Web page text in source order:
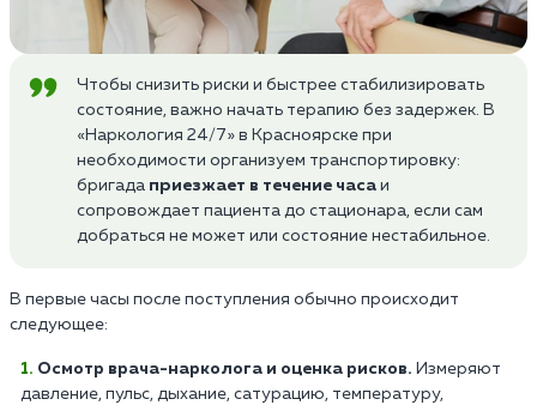
Чтобы снизить риски и быстрее стабилизировать
состояние, важно начать терапию без задержек. В
«Наркология 24/7» в Красноярске при
необходимости организуем транспортировку:
бригада приезжает в течение часа и
сопровождает пациента до стационара, если сам
добраться не может или состояние нестабильное.
В первые часы после поступления обычно происходит
следующее:
Осмотр врача-нарколога и оценка рисков. Измеряют
давление, пульс, дыхание, сатурацию, температуру,